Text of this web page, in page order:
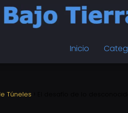
Inicio
Túneles